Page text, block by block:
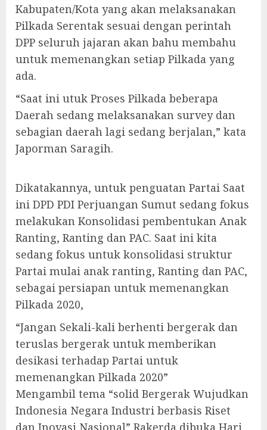
Kabupaten/Kota yang akan melaksanakan
Pilkada Serentak sesuai dengan perintah
DPP seluruh jajaran akan bahu membahu
untuk memenangkan setiap Pilkada yang
ada.
“Saat ini utuk Proses Pilkada beberapa
Daerah sedang melaksanakan survey dan
sebagian daerah lagi sedang berjalan,” kata
Japorman Saragih.
Dikatakannya, untuk penguatan Partai Saat
ini DPD PDI Perjuangan Sumut sedang fokus
melakukan Konsolidasi pembentukan Anak
Ranting, Ranting dan PAC. Saat ini kita
sedang fokus untuk konsolidasi struktur
Partai mulai anak ranting, Ranting dan PAC,
sebagai persiapan untuk memenangkan
Pilkada 2020,
“Jangan Sekali-kali berhenti bergerak dan
teruslas bergerak untuk memberikan
desikasi terhadap Partai untuk
memenangkan Pilkada 2020”
Mengambil tema “solid Bergerak Wujudkan
Indonesia Negara Industri berbasis Riset
dan Inovasi Nasional” Rakerda dibuka Hari